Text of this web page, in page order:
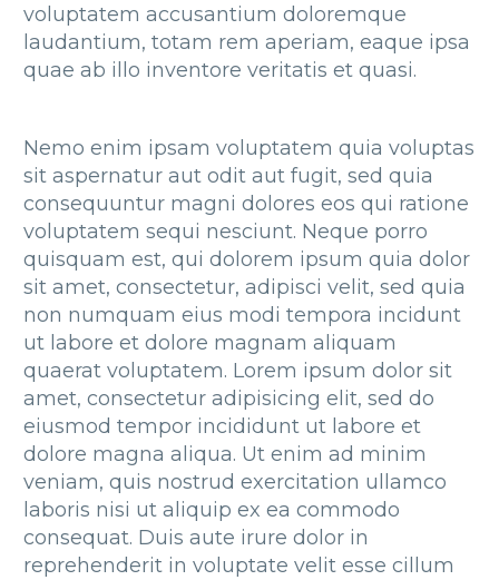
voluptatem accusantium doloremque
laudantium, totam rem aperiam, eaque ipsa
quae ab illo inventore veritatis et quasi.
Nemo enim ipsam voluptatem quia voluptas
sit aspernatur aut odit aut fugit, sed quia
consequuntur magni dolores eos qui ratione
voluptatem sequi nesciunt. Neque porro
quisquam est, qui dolorem ipsum quia dolor
sit amet, consectetur, adipisci velit, sed quia
non numquam eius modi tempora incidunt
ut labore et dolore magnam aliquam
quaerat voluptatem. Lorem ipsum dolor sit
amet, consectetur adipisicing elit, sed do
eiusmod tempor incididunt ut labore et
dolore magna aliqua. Ut enim ad minim
veniam, quis nostrud exercitation ullamco
laboris nisi ut aliquip ex ea commodo
consequat. Duis aute irure dolor in
reprehenderit in voluptate velit esse cillum